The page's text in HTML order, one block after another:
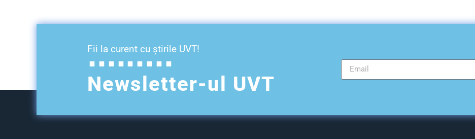
Fii la curent cu știrile UVT!
Newsletter-ul UVT